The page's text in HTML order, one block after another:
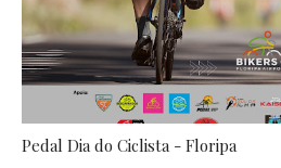
Pedal Dia do Ciclista - Floripa